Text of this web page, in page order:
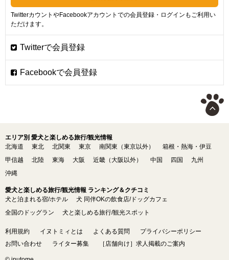
TwitterカウントやFacebookアカウントでの会員登録・ログインもご利用い
ただけます。
エリア別 愛犬と楽しめる旅行/観光情報
北海道
東北 北関東 東京 南関東（東京以外）
箱根・熱海・伊豆
甲信越
北陸 東海 大阪 近畿（大阪以外） 中国 四国
九州
沖縄
愛犬と楽しめる旅行/観光情報 ランキング＆クチコミ
犬と泊まれる宿/ホテル
犬 同伴OKの飲食店/ドッグカフェ
全国のドッグラン
犬と楽しめる旅行/観光スポット
利用規約 イヌトミィとは よくある質問
プライバシーポリシー
お問い合わせ
ライター募集 ［店舗向け］求人掲載のご案内